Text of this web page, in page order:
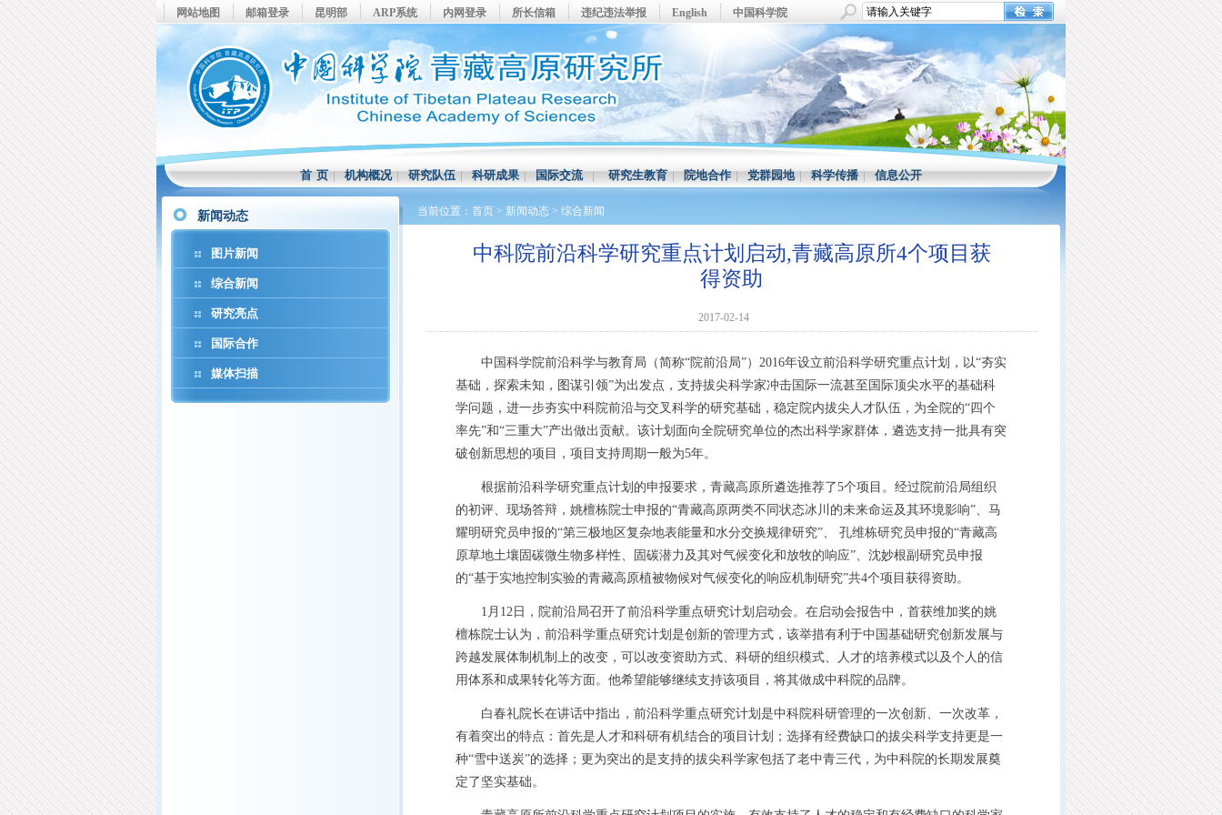
网站地图 邮箱登录 昆明部 ARP系统 内网登录 所长信箱 违纪违法举报 English 中国科学院
首 页|机构概况|研究队伍|科研成果|国际交流|研究生教育|院地合作|党群园地|科学传播|信息公开
新闻动态
图片新闻
综合新闻
研究亮点
国际合作
媒体扫描
当前位置： 首页 > 新闻动态 > 综合新闻
中科院前沿科学研究重点计划启动,青藏高原所4个项目获
得资助
2017-02-14
中国科学院前沿科学与教育局（简称“院前沿局”）2016年设立前沿科学研究重点计划，以“夯实
基础，探索未知，图谋引领”为出发点，支持拔尖科学家冲击国际一流甚至国际顶尖水平的基础科
学问题，进一步夯实中科院前沿与交叉科学的研究基础，稳定院内拔尖人才队伍，为全院的“四个
率先”和“三重大”产出做出贡献。该计划面向全院研究单位的杰出科学家群体，遴选支持一批具有突
破创新思想的项目，项目支持周期一般为5年。
根据前沿科学研究重点计划的申报要求，青藏高原所遴选推荐了5个项目。经过院前沿局组织
的初评、现场答辩，姚檀栋院士申报的“青藏高原两类不同状态冰川的未来命运及其环境影响”、马
耀明研究员申报的“第三极地区复杂地表能量和水分交换规律研究”、 孔维栋研究员申报的“青藏高
原草地土壤固碳微生物多样性、固碳潜力及其对气候变化和放牧的响应”、沈妙根副研究员申报
的“基于实地控制实验的青藏高原植被物候对气候变化的响应机制研究”共4个项目获得资助。
1月12日，院前沿局召开了前沿科学重点研究计划启动会。在启动会报告中，首获维加奖的姚
檀栋院士认为，前沿科学重点研究计划是创新的管理方式，该举措有利于中国基础研究创新发展与
跨越发展体制机制上的改变，可以改变资助方式、科研的组织模式、人才的培养模式以及个人的信
用体系和成果转化等方面。他希望能够继续支持该项目，将其做成中科院的品牌。
白春礼院长在讲话中指出，前沿科学重点研究计划是中科院科研管理的一次创新、一次改革，
有着突出的特点：首先是人才和科研有机结合的项目计划；选择有经费缺口的拔尖科学支持更是一
种“雪中送炭”的选择；更为突出的是支持的拔尖科学家包括了老中青三代，为中科院的长期发展奠
定了坚实基础。